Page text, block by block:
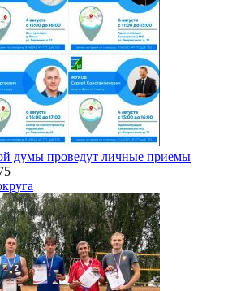
думы проведут личные приемы